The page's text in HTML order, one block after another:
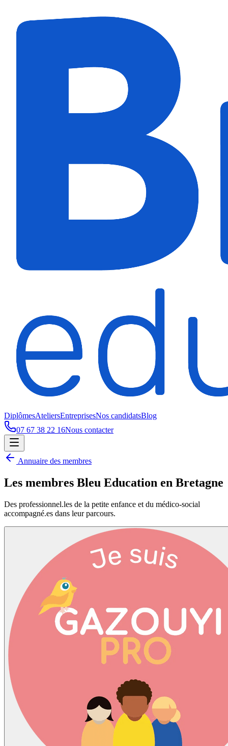
DiplômesAteliersEntreprisesNos candidatsBlog
07 67 38 22 16Nous contacter
Annuaire des membres
Les membres Bleu Education en Bretagne
Des professionnel.les de la petite enfance et du médico-social
accompagné.es dans leur parcours.